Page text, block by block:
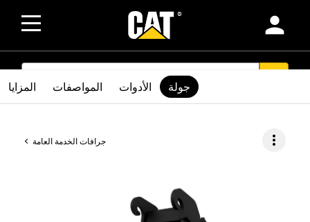
person
SEARCH
جرافات الخدمة العامة more_vert
المزايا المواصفات الأدوات جولة